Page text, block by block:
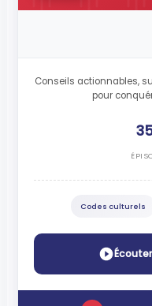
Conseils actionnables,
pour
Codes culturels